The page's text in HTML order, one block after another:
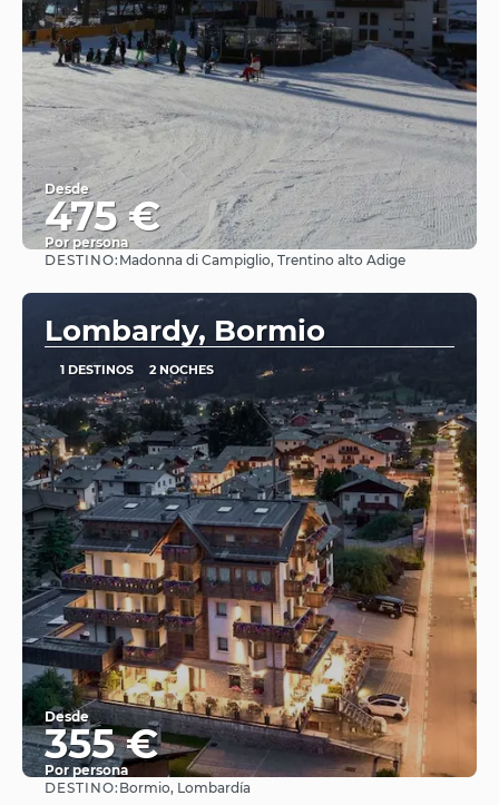
Desde
475 €
Por persona
Ver
DESTINO: Madonna di Campiglio, Trentino alto Adige
Lombardy, Bormio
1 DESTINOS 2 NOCHES
Desde
355 €
Por persona
DESTINO: Bormio, Lombardía